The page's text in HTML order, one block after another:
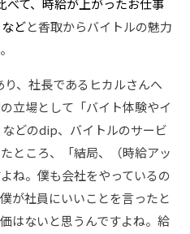
べて、時給が上がったお仕事
どと香取からバイトルの魅力
、社長であるヒカルさんへ
立場として「バイト体験やイ
どのdip、バイトルのサービ
ところ、「結局、（時給アッ
ね。僕も会社をやっているの
が社員にいいことを言ったと
はないと思うんですよね。給